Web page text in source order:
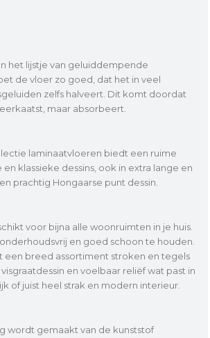
het lijstje van geluiddempende
de vloer zo goed, dat het in veel
zelfs halveert. Dit komt doordat
maar absorbeert.
laminaatvloeren biedt een ruime
klassieke dessins, ook in extra lange en
prachtig Hongaarse punt dessin.
voor bijna alle woonruimten in je huis.
en goed schoon te houden.
een breed assortiment stroken en tegels
en voelbaar reliëf wat past in
of juist heel strak en modern interieur.
wordt gemaakt van de kunststof